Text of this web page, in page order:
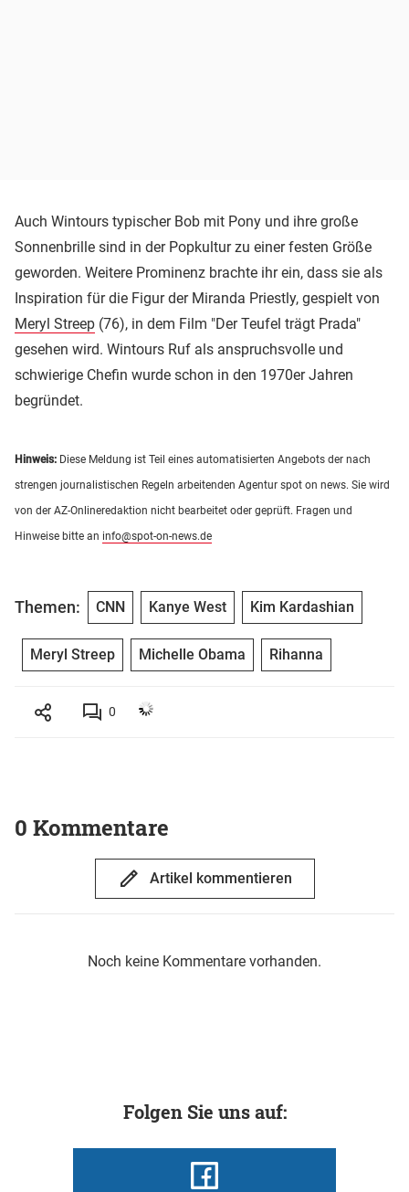
Auch Wintours typischer Bob mit Pony und ihre große
Sonnenbrille sind in der Popkultur zu einer festen Größe
geworden. Weitere Prominenz brachte ihr ein, dass sie als
Inspiration für die Figur der Miranda Priestly, gespielt von
Meryl Streep (76), in dem Film "Der Teufel trägt Prada"
gesehen wird. Wintours Ruf als anspruchsvolle und
schwierige Chefin wurde schon in den 1970er Jahren
begründet.
Hinweis: Diese Meldung ist Teil eines automatisierten Angebots der nach
strengen journalistischen Regeln arbeitenden Agentur spot on news. Sie wird
von der AZ-Onlineredaktion nicht bearbeitet oder geprüft. Fragen und
Hinweise bitte an info@spot-on-news.de
Themen: CNN Kanye West Kim Kardashian
Meryl Streep Michelle Obama Rihanna
0
0 Kommentare
Artikel kommentieren
Noch keine Kommentare vorhanden.
Folgen Sie uns auf: